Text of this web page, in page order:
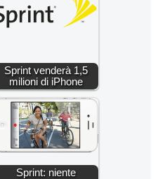
Sprint venderà 1,5
milioni di iPhone
Sprint: niente